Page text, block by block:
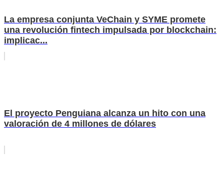
La empresa conjunta VeChain y SYME promete
una revolución fintech impulsada por blockchain:
implicac...
El proyecto Penguiana alcanza un hito con una
valoración de 4 millones de dólares